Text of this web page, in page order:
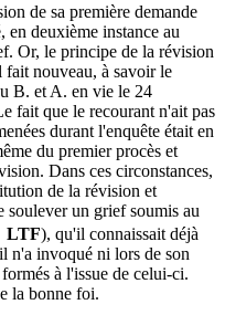
de sa première demande
en deuxième instance au
Or, le principe de la révision
fait nouveau, à savoir le
B. et A. en vie le 24
fait que le recourant n'ait pas
durant l'enquête était en
du premier procès et
Dans ces circonstances,
de la révision et
soulever un grief soumis au
LTF), qu'il connaissait déjà
n'a invoqué ni lors de son
à l'issue de celui-ci.
la bonne foi.